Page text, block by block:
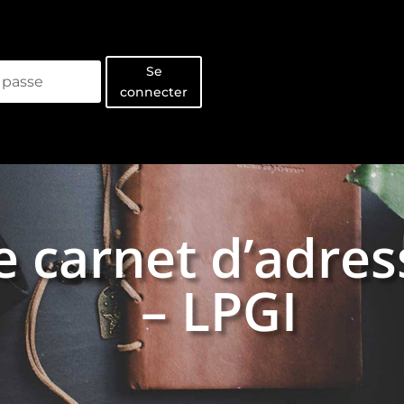
Se
connecter
carnet
– LPGI